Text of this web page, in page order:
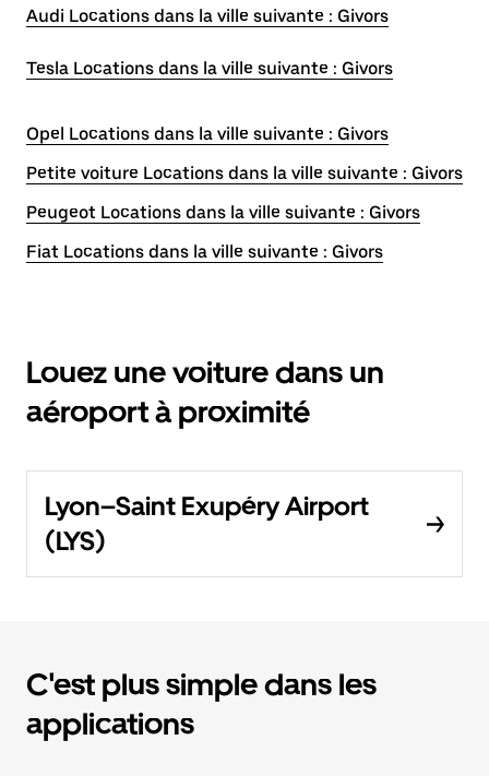
Audi Locations dans la ville suivante : Givors
Tesla Locations dans la ville suivante : Givors
Opel Locations dans la ville suivante : Givors
Petite voiture Locations dans la ville suivante : Givors
Peugeot Locations dans la ville suivante : Givors
Fiat Locations dans la ville suivante : Givors
Louez une voiture dans un
aéroport à proximité
Lyon–Saint Exupéry Airport
(LYS)
C'est plus simple dans les
applications